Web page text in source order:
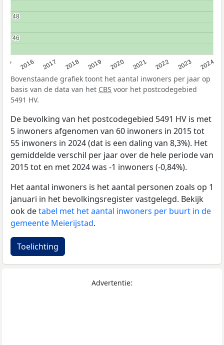
2016 2017 2018 2019 2020 2021 2022 2023 2024
46
46
48
48
Bovenstaande grafiek toont het aantal inwoners per jaar op
basis van de data van het CBS voor het postcodegebied
5491 HV.
De bevolking van het postcodegebied 5491 HV is met
5 inwoners afgenomen van 60 inwoners in 2015 tot
55 inwoners in 2024 (dat is een daling van 8,3%). Het
gemiddelde verschil per jaar over de hele periode van
2015 tot en met 2024 was -1 inwoners (-0,84%).
Het aantal inwoners is het aantal personen zoals op 1
januari in het bevolkingsregister vastgelegd. Bekijk
ook detabel met het aantal inwoners per buurt in de
gemeente Meierijstad.
Toelichting
Advertentie: